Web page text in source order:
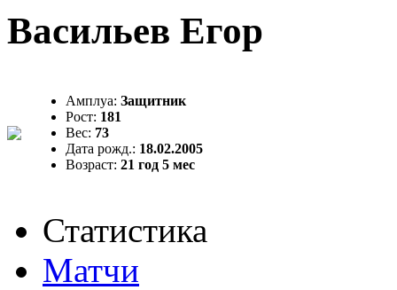
Васильев Егор
Амплуа: Защитник
Рост: 181
Вес: 73
Дата рожд.: 18.02.2005
Возраст: 21 год 5 мес
Статистика
Матчи